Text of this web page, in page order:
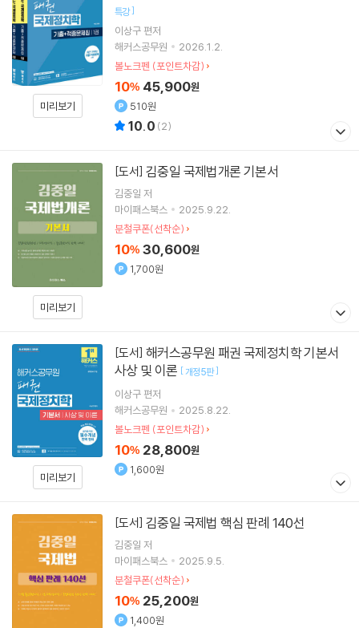
미리보기
특강]
이상구 편저
해커스공무원
2026.1.2.
볼노크펜 (포인트차감)
10% 45,900원
510원
10.0 (2)
미리보기
[도서] 김중일 국제법개론 기본서
김중일 저
마이패스북스
2025.9.22.
분철쿠폰(선착순)
10% 30,600원
1,700원
미리보기
[도서]
사상 및 이론 [개정5판]
이상구 편저
해커스공무원
2025.8.22.
볼노크펜 (포인트차감)
10% 28,800원
1,600원
[도서] 김중일 국제법 핵심 판례 140선
김중일 저
마이패스북스
2025.9.5.
분철쿠폰(선착순)
10% 25,200원
1,400원